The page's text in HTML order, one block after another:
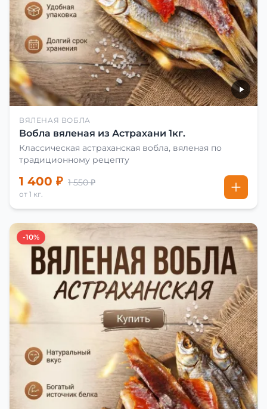
ВЯЛЕНАЯ ВОБЛА
Вобла вяленая из Астрахани 1кг.
Классическая астраханская вобла, вяленая по
традиционному рецепту
1 400 ₽ 1 550 ₽
от 1 кг.
-10%